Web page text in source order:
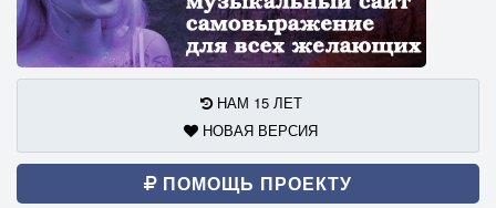
НАМ 15 ЛЕТ
НОВАЯ ВЕРСИЯ
ПОМОЩЬ ПРОЕКТУ